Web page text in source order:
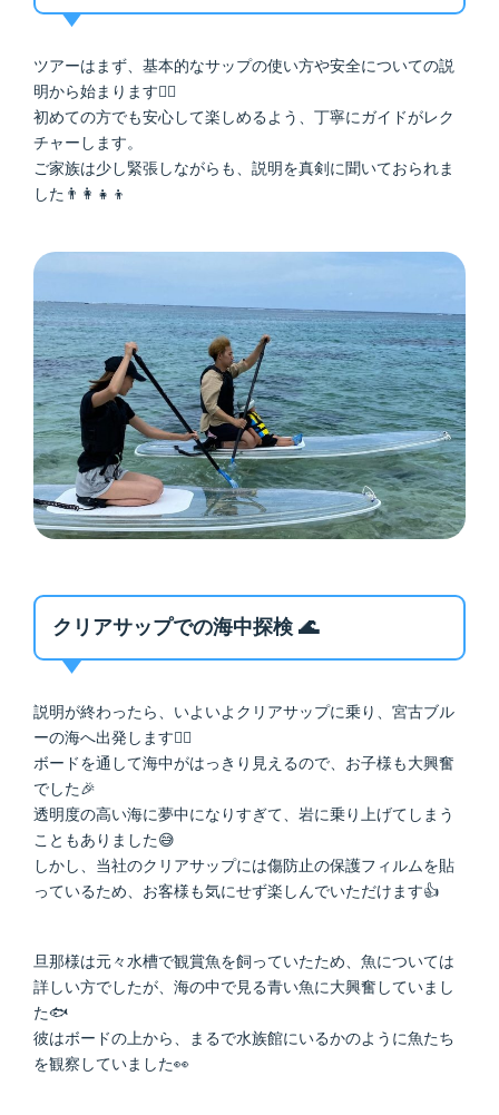
ツアーはまず、基本的なサップの使い方や安全についての説
明から始まります🏄‍♀️
初めての方でも安心して楽しめるよう、丁寧にガイドがレク
チャーします。
ご家族は少し緊張しながらも、説明を真剣に聞いておられま
した👨‍👩‍👧‍👦
クリアサップでの海中探検 🌊
説明が終わったら、いよいよクリアサップに乗り、宮古ブル
ーの海へ出発します🚣‍♂️
ボードを通して海中がはっきり見えるので、お子様も大興奮
でした🎉
透明度の高い海に夢中になりすぎて、岩に乗り上げてしまう
こともありました😅
しかし、当社のクリアサップには傷防止の保護フィルムを貼
っているため、お客様も気にせず楽しんでいただけます👍
旦那様は元々水槽で観賞魚を飼っていたため、魚については
詳しい方でしたが、海の中で見る青い魚に大興奮していまし
た🐟
彼はボードの上から、まるで水族館にいるかのように魚たち
を観察していました👀